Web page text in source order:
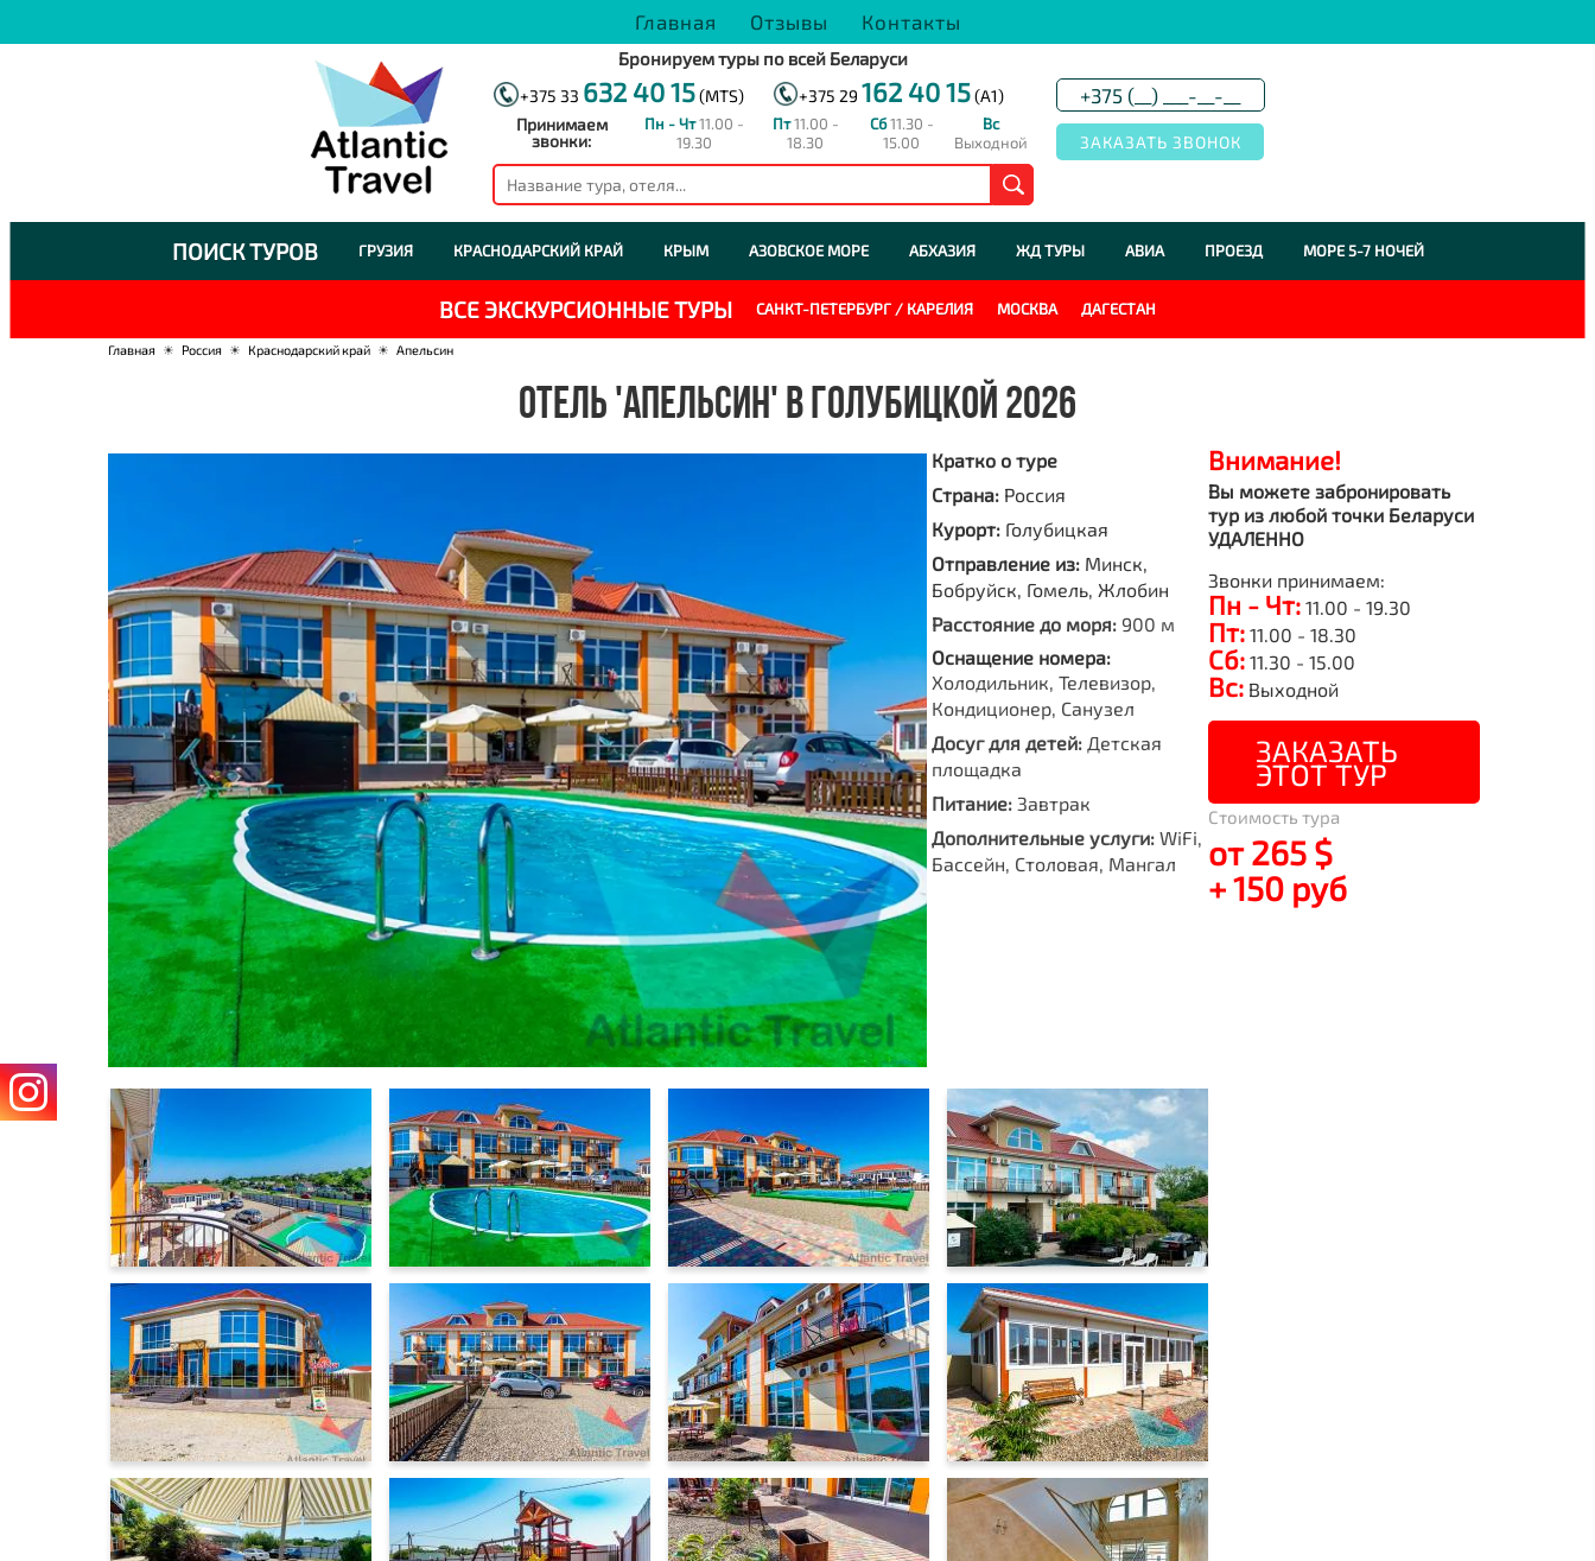
Главная Отзывы Контакты
Бронируем туры по всей Беларуси
+375 33 632 40 15(MTS) +375 29 162 40 15(A1)
Принимаем
звонки:
Пн - Чт11.00 -
19.30
Пт11.00 -
18.30
Сб11.30 -
15.00
Вс
Выходной
ПОИСК ТУРОВ ГРУЗИЯ КРАСНОДАРСКИЙ КРАЙ КРЫМ АЗОВСКОЕ МОРЕ АБХАЗИЯ ЖД ТУРЫ АВИА ПРОЕЗД МОРЕ 5-7 НОЧЕЙ
ВСЕ ЭКСКУРСИОННЫЕ ТУРЫ САНКТ-ПЕТЕРБУРГ / КАРЕЛИЯ МОСКВА ДАГЕСТАН
Главная ☀ Россия ☀ Краснодарский край ☀ Апельсин
ОТЕЛЬ 'АПЕЛЬСИН' В ГОЛУБИЦКОЙ 2026
Кратко о туре
Страна: Россия
Курорт: Голубицкая
Отправление из: Минск,
Бобруйск, Гомель, Жлобин
Расстояние до моря:900 м
Оснащение номера:
Холодильник, Телевизор,
Кондиционер, Санузел
Досуг для детей:Детская
площадка
Питание:Завтрак
Дополнительные услуги:WiFi,
Бассейн, Столовая, Мангал
Внимание!
Вы можете забронировать
тур из любой точки Беларуси
УДАЛЕННО
Звонки принимаем:
Пн - Чт:11.00 - 19.30
Пт:11.00 - 18.30
Сб:11.30 - 15.00
Вс:Выходной
ЗАКАЗАТЬ
ЭТОТ ТУР
Стоимость тура
от 265 $
+ 150 руб